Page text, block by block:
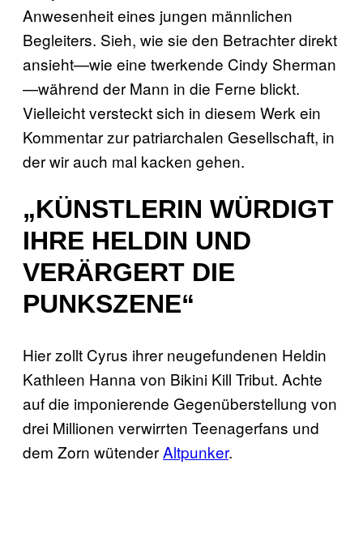
Anwesenheit eines jungen männlichen
Begleiters. Sieh, wie sie den Betrachter direkt
ansieht—wie eine twerkende Cindy Sherman
—während der Mann in die Ferne blickt.
Vielleicht versteckt sich in diesem Werk ein
Kommentar zur patriarchalen Gesellschaft, in
der wir auch mal kacken gehen.
„KÜNSTLERIN WÜRDIGT
IHRE HELDIN UND
VERÄRGERT DIE
PUNKSZENE“
Hier zollt Cyrus ihrer neugefundenen Heldin
Kathleen Hanna von Bikini Kill Tribut. Achte
auf die imponierende Gegenüberstellung von
drei Millionen verwirrten Teenagerfans und
dem Zorn wütenderAltpunker.